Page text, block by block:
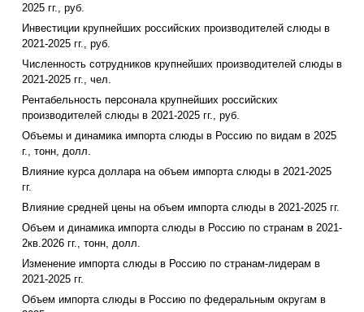
2025 гг., руб.
Инвестиции крупнейших российских производителей слюды в
2021-2025 гг., руб.
Численность сотрудников крупнейших производителей слюды в
2021-2025 гг., чел.
Рентабельность персонала крупнейших российских
производителей слюды в 2021-2025 гг., руб.
Объемы и динамика импорта слюды в Россию по видам в 2025
г., тонн, долл.
Влияние курса доллара на объем импорта слюды в 2021-2025
гг.
Влияние средней цены на объем импорта слюды в 2021-2025 гг.
Объем и динамика импорта слюды в Россию по странам в 2021-
2кв.2026 гг., тонн, долл.
Изменение импорта слюды в Россию по странам-лидерам в
2021-2025 гг.
Объем импорта слюды в Россию по федеральным округам в